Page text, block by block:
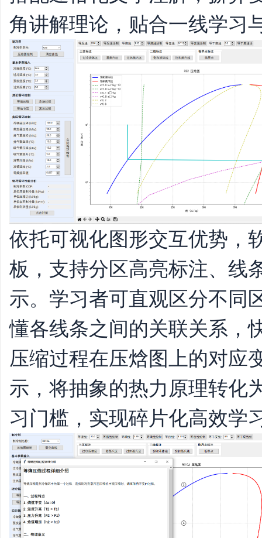
角讲解理论，贴合一线学习
依托可视化图形交互优势，
板，支持分区高亮标注、线
示。学习者可直观区分不同
懂各线条之间的关联关系，
压缩过程在压焓图上的对应
示，将抽象的热力原理转化
习门槛，实现碎片化高效学